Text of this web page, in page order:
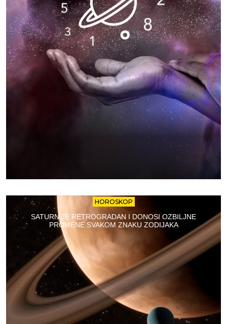
HOROSKOP
SATURN JE RETROGRADAN I DONOSI OZBILJNE
PROMENE SVAKOM ZNAKU ZODIJAKA